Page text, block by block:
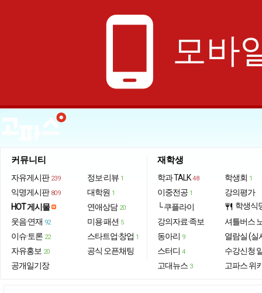
phone_android 모바
커뮤니티
자유게시판 239
익명게시판 809
HOT 게시물
웃음·연재 92
이슈·토론 22
자유홍보 20
공개일기장
정보·리뷰 1
대학원 1
연애상담 20
미용·패션 5
스타트업·창업 1
공식 오픈채팅
재학생
학과 TALK 48
이중전공 1
└ 쿠플라이
강의자료·족보
동아리 9
스터디 4
고대뉴스 3
학생회 1
강의평가
restaurant 학생식
셔틀버스
열람실 (실
수강신청
고파스 위